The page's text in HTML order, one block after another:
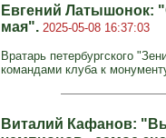
Евгений Латышонок:
мая". 2025-05-08 16:37:03
Вратарь петербургского
командами клуба к
Виталий Кафанов: